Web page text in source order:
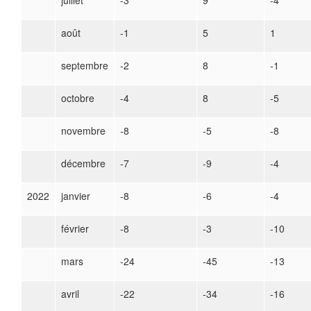
août -1 5 1
septembre -2 8 -1
octobre -4 8 -5
novembre -8 -5 -8
décembre -7 -9 -4
2022 janvier -8 -6 -4
février -8 -3 -10
mars -24 -45 -13
avril -22 -34 -16